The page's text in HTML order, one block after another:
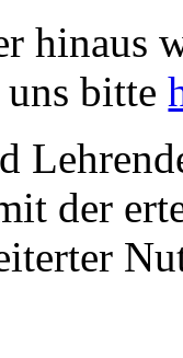
hinaus
uns bitte
der